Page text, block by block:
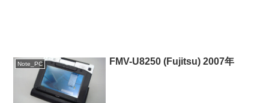
Note_PC FMV-U8250 (Fujitsu) 2007年